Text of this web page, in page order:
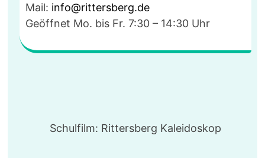
Mail: info@rittersberg.de
Geöffnet Mo. bis Fr. 7:30 – 14:30 Uhr
Schulfilm: Rittersberg Kaleidoskop